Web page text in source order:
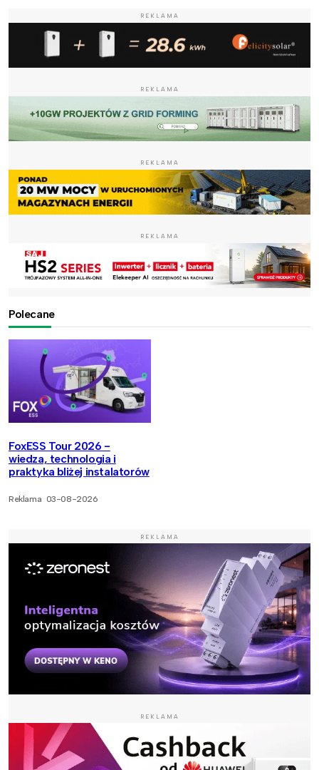
REKLAMA
REKLAMA
REKLAMA
REKLAMA
Polecane
FoxESS Tour 2026 -
wiedza, technologia i
praktyka bliżej instalatorów
Reklama 03-08-2026
REKLAMA
REKLAMA